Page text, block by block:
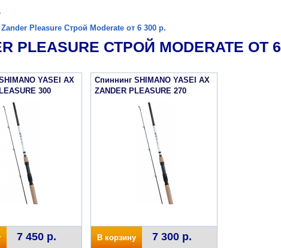
Zander Pleasure Строй Moderate от 6 300 р.
PLEASURE СТРОЙ MODERATE ОТ
YASEI АХ
300
7 450 р.
Спиннинг SHIMANO YASEI АХ
ZANDER PLEASURE 270
В корзину 7 300 р.